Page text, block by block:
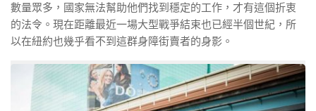
數量眾多，國家無法幫助他們找到穩定的工作，才有這個折衷
的法令。現在距離最近一場大型戰爭結束也已經半個世紀，所
以在紐約也幾乎看不到這群身障街賣者的身影。